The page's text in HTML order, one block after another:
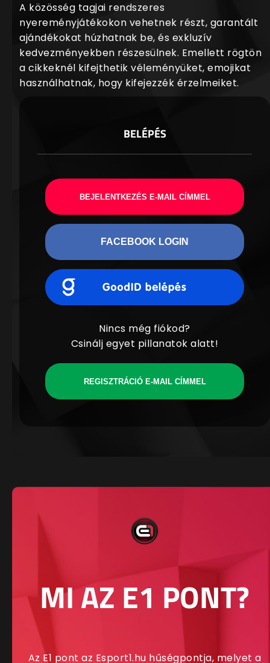
A közösség tagjai rendszeres
nyereményjátékokon vehetnek részt, garantált
ajándékokat húzhatnak be, és exkluzív
kedvezményekben részesülnek. Emellett rögtön
a cikkeknél kifejthetik véleményüket, emojikat
használhatnak, hogy kifejezzék érzelmeiket.
BELÉPÉS
BEJELENTKEZÉS E-MAIL CÍMMEL
FACEBOOK LOGIN
Nincs még fiókod?
Csinálj egyet pillanatok alatt!
REGISZTRÁCIÓ E-MAIL CÍMMEL
MI AZ E1 PONT?
Az E1 pont az Esport1.hu hűségpontja, melyet a